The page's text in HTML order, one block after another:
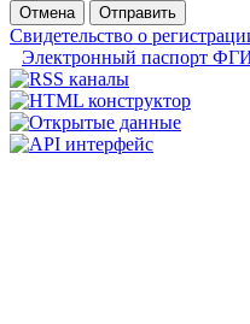
Отмена
Отправить
Свидетельство о
Электронный паспорт